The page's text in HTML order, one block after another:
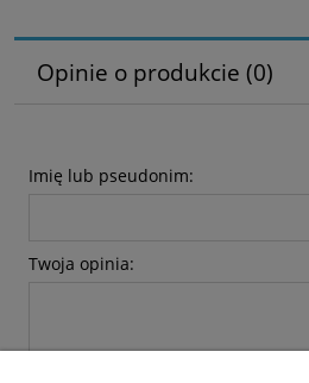
Opinie o produkcie (0)
Imię lub pseudonim:
Twoja opinia: